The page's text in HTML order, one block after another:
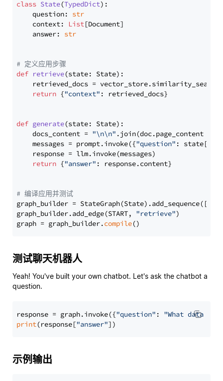
class State(TypedDict):
    question:
str
    context:
List[Document]
    answer:
str
# 定义应用步骤
def retrieve(state: State):
retrieved_docs =
return {"context" : retrieved_docs}
def generate(state: State):
    docs_content =
"\n\n" .join(doc.page_content
    messages = prompt.invoke({
"question" : state[
    response = llm.invoke(messages)
return {"answer" : response.content}
# 编译应用并测试
graph_builder =
graph_builder.add_edge(START, "retrieve")
graph = graph_builder.compile
测试聊天机器人
Yeah! You've built your own chatbot. Let's ask the chatbot a
question.
response = graph.invoke({"question" : "What data
print(response["answer"
示例输出